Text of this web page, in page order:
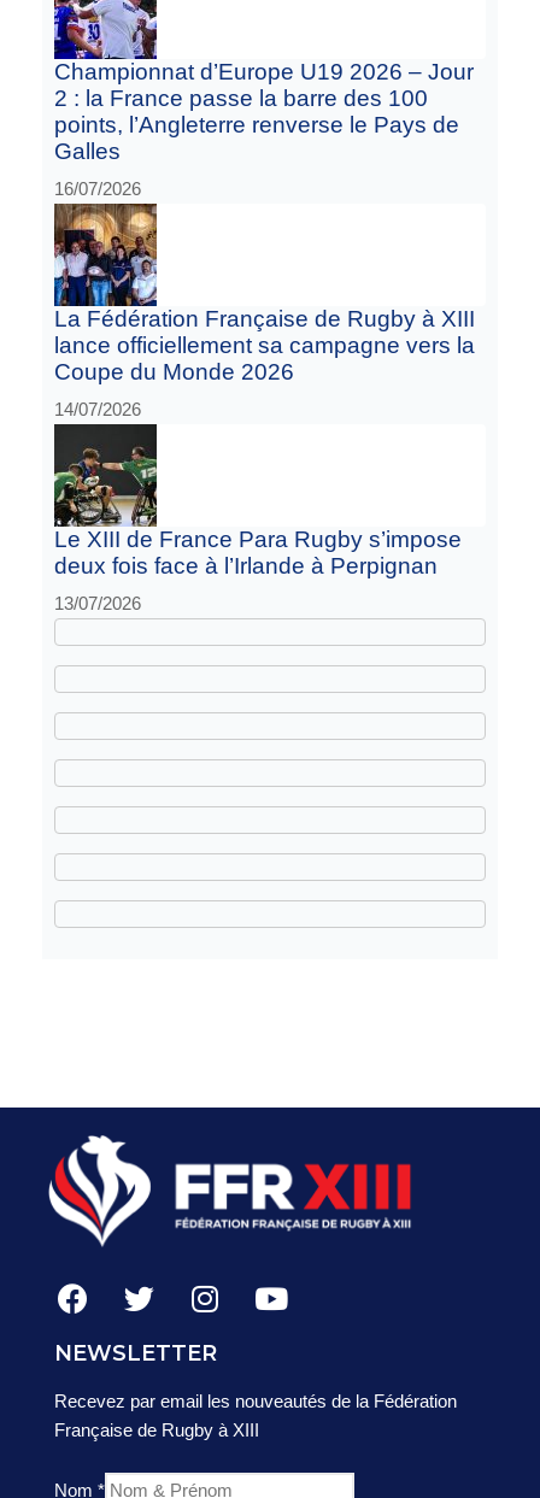
Championnat d’Europe U19 2026 – Jour
2 : la France passe la barre des 100
points, l’Angleterre renverse le Pays de
Galles
16/07/2026
La Fédération Française de Rugby à XIII
lance officiellement sa campagne vers la
Coupe du Monde 2026
14/07/2026
Le XIII de France Para Rugby s’impose
deux fois face à l’Irlande à Perpignan
13/07/2026
NEWSLETTER
Recevez par email les nouveautés de la Fédération
Française de Rugby à XIII
Nom *